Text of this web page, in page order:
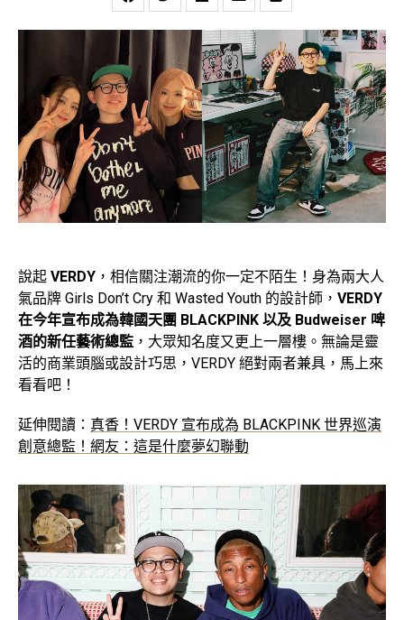
說起 VERDY ，相信關注潮流的你一定不陌生！身為兩大人
氣品牌 Girls Don’t Cry 和 Wasted Youth 的設計師， VERDY
在今年宣布成為韓國天團 BLACKPINK 以及 Budweiser 啤
酒的新任藝術總監 ，大眾知名度又更上一層樓。無論是靈
活的商業頭腦或設計巧思，VERDY 絕對兩者兼具，馬上來
看看吧！
延伸閱讀： 真香！VERDY 宣布成為 BLACKPINK 世界巡演
創意總監！網友：這是什麼夢幻聯動